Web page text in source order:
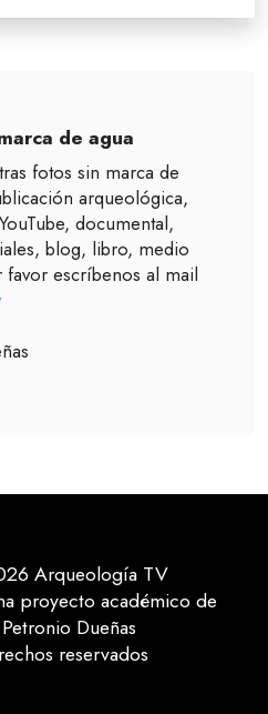
de agua
fotos sin marca de
arqueológica,
documental,
blog, libro, medio
escríbenos al mail
Arqueología TV
proyecto académico de
Dueñas
reservados